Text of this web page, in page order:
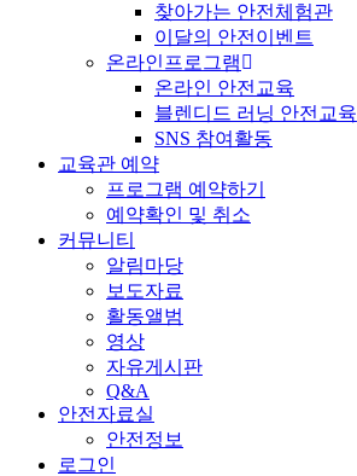
찾아가는 안전체험관
이달의 안전이벤트
온라인프로그램
온라인 안전교육
블렌디드 러닝 안전교육
SNS 참여활동
교육관 예약
프로그램 예약하기
예약확인 및 취소
커뮤니티
알림마당
보도자료
활동앨범
영상
자유게시판
Q&A
안전자료실
안전정보
로그인